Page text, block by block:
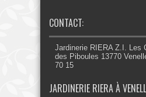
CONTACT:
Jardinerie RIERA Z.I. Les
des Piboules 13770
70 15
JARDINERIE RIERA À